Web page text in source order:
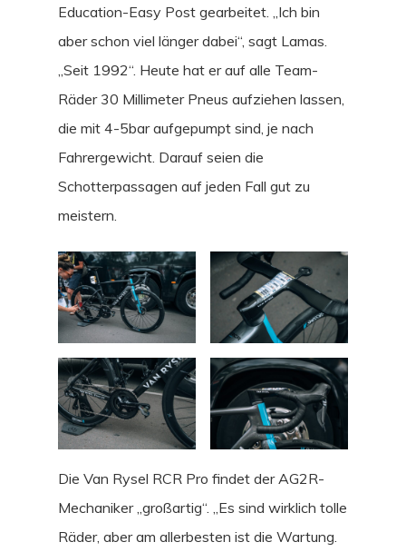
Education-Easy Post gearbeitet. „Ich bin
aber schon viel länger dabei“, sagt Lamas.
„Seit 1992“. Heute hat er auf alle Team-
Räder 30 Millimeter Pneus aufziehen lassen,
die mit 4-5bar aufgepumpt sind, je nach
Fahrergewicht. Darauf seien die
Schotterpassagen auf jeden Fall gut zu
meistern.
Die Van Rysel RCR Pro findet der AG2R-
Mechaniker „großartig“. „Es sind wirklich tolle
Räder, aber am allerbesten ist die Wartung.